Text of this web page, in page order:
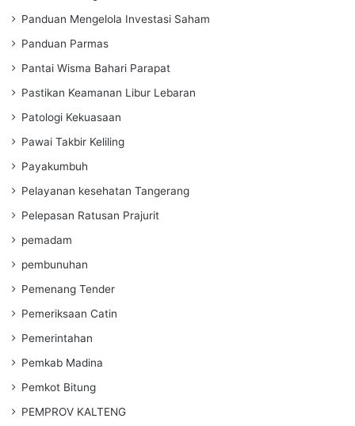
Panduan Mengelola Investasi Saham
Panduan Parmas
Pantai Wisma Bahari Parapat
Pastikan Keamanan Libur Lebaran
Patologi Kekuasaan
Pawai Takbir Keliling
Payakumbuh
Pelayanan kesehatan Tangerang
Pelepasan Ratusan Prajurit
pemadam
pembunuhan
Pemenang Tender
Pemeriksaan Catin
Pemerintahan
Pemkab Madina
Pemkot Bitung
PEMPROV KALTENG